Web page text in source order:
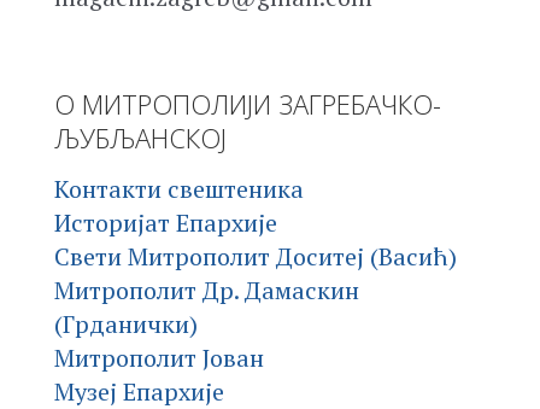
О МИТРОПОЛИЈИ ЗАГРЕБАЧКО-
ЉУБЉАНСКОЈ
Контакти свештеника
Историјат Епархије
Свети Митрополит Доситеј (Васић)
Митрополит Др. Дамаскин
(Грданички)
Митрополит Јован
Музеј Епархије